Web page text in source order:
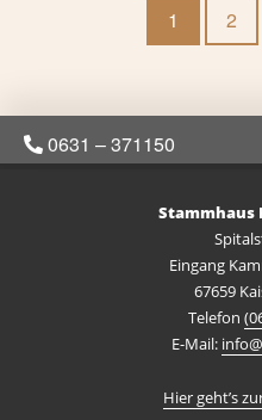
1 2
0631 – 371150
Stammhaus
Eingang
67659
Telefon
E-Mail:
Hier geht’s